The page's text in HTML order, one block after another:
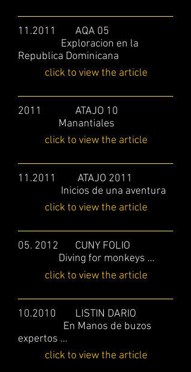
11.2011 AQA 05
Exploracion en la
Republica Dominicana
click to view the article
2011 ATAJO 10
Manantiales
click to view the article
11.2011 ATAJO 2011
Inicios de una aventura
click to view the article
05. 2012 CUNY FOLIO
Diving for monkeys ...
click to view the article
10.2010 LISTIN DARIO
En Manos de buzos
expertos ...
click to view the article